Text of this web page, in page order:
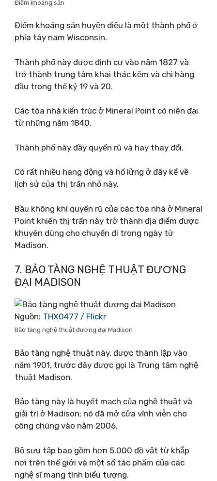
Điểm khoáng sản
Điểm khoáng sản huyền diệu là một thành phố ở
phía tây nam Wisconsin.
Thành phố này được định cư vào năm 1827 và
trở thành trung tâm khai thác kẽm và chì hàng
đầu trong thế kỷ 19 và 20.
Các tòa nhà kiến ​​trúc ở Mineral Point có niên đại
từ những năm 1840.
Thành phố này đầy quyến rũ và hay thay đổi.
Có rất nhiều hang động và hố lửng ở đây kể về
lịch sử của thị trấn nhỏ này.
Bầu không khí quyến rũ của các tòa nhà ở Mineral
Point khiến thị trấn này trở thành địa điểm được
khuyên dùng cho chuyến đi trong ngày từ
Madison.
7. BẢO TÀNG NGHỆ THUẬT ĐƯƠNG
ĐẠI MADISON
Nguồn: THX0477 / Flickr
Bảo tàng nghệ thuật đương đại Madison
Bảo tàng nghệ thuật này, được thành lập vào
năm 1901, trước đây được gọi là Trung tâm nghệ
thuật Madison.
Bảo tàng này là huyết mạch của nghệ thuật và
giải trí ở Madison; nó đã mở cửa vĩnh viễn cho
công chúng vào năm 2006.
Bộ sưu tập bao gồm hơn 5.000 đồ vật từ khắp
nơi trên thế giới và một số tác phẩm của các
nghệ sĩ mang tính biểu tượng.